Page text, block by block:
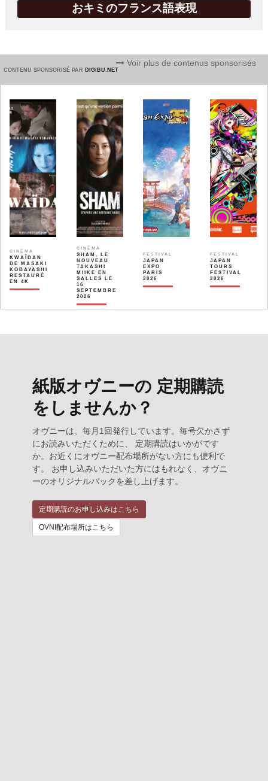
おキミのフランス語表現
CONTENU SPONSORISÉ PAR DIGIBU.NET
Voir plus de contenus sponsorisés
CINÉMA
KWAÏDAN
DE MASAKI
KOBAYASHI
RESTAURÉ
EN 4K
CINÉMA
SHAM, LE
NOUVEAU
TAKASHI
MIIKE EN
SALLES LE
16
SEPTEMBRE
2026
FESTIVAL
JAPAN
EXPO
PARIS
2026
FESTIVAL
JAPAN
TOURS
FESTIVAL
2026
紙版オヴニーの 定期購読
をしませんか？
オヴニーは、毎月1回発行しています。毎号欠かさず
にお読みいただくために、 定期購読はいかがです
か。お近くにオヴニー配布場所がない方にも便利で
す。 お申し込みいただいた方にはもれなく、オヴニ
ーのオリジナルバックを差し上げます。
定期購読のお申し込みはこちら
OVNI配布場所はこちら